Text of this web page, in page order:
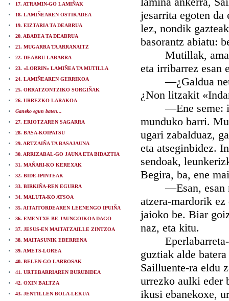
17. ATRAMIN-GO LAMIÑAK
18. LAMIÑEAREN OSTIKADEA
19. EIZTARIA TA DEABRUA
20. ABADEA TA DEABRUA
21. MUGARRA TA ARRANAITZ
22. DEABRU-LABARRA
23. «LORRIN» LAMIÑEA TA MUTILLA
24. LAMIÑEAREN GERRIKOA
25. ORRATZONTZIKO SORGIÑAK
26. URREZKO LARAKOA
Ganeko egun baten...
27. ERIOTZAREN SAGARRA
28. BASA-KOIPATSU
29. ARTZAIÑA TA BASAJAUNA
30. ARRIZABAL-GO JAUNA ETA BIDAZTIA
31. MAÑARI-KO KEREXAK
32. BIDE-IPINTEAK
33. BIRKIÑA-REN EGURRA
34. MALUTA-KO ATSOA
35. AITAITORDEAREN LEENENGO IPUIÑA
36. EMENTXE BE JAUNGOIKOA DAGO
37. JESUS-EN MAITATZAILLE ZINTZOA
38. MAITASUNIK EDERRENA
39. AMETS-LOREA
40. BELEN-GO LARROSAK
41. URTEBARRIAREN BURUBIDEA
42. OXIN BALTZA
43. JENTILLEN BOLA-LEKUA
jesarrita egoten
lez, nondik
basorantz abiatu:
Mutillak,
eta irribarrez esan
—¿Galdua neu?
¿Non litzakit
—Ene seme:
munduko barri.
ugari zabalduaz,
eta atseginbidez.
sendoak,
Begira, ba, ene
—Esan, esan
atzera-mardorik
jaioko be. Biar
naz, eta kitu.
Eperlabarreta-
guztiak alde
Sailluente-ra eldu
urrezko aulki eder
ikusi ebanekoxe,